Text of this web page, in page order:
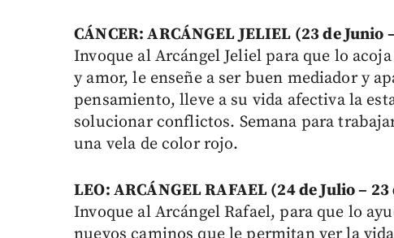
CÁNCER: ARCÁNGEL JELIEL (23 de Junio
Invoque al Arcángel Jeliel para que lo
y amor, le enseñe a ser buen mediador y
pensamiento, lleve a su vida afectiva la
solucionar conflictos. Semana para
una vela de color rojo.
LEO: ARCÁNGEL RAFAEL (24 de Julio –
Invoque al Arcángel Rafael, para que lo